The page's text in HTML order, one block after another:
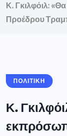
Κ. Γκιλφόιλ:
Προέδρου
ΠΟΛΙΤΙΚΗ
Κ.